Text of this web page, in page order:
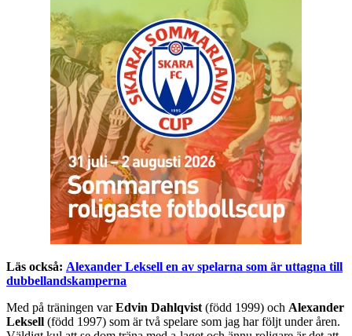
Läs också: Alexander Leksell en av spelarna som är uttagna till
dubbellandskamperna
Med på träningen varEdvin Dahlqvist(född 1999) och Alexander
Leksell (född 1997) som är två spelare som jag har följt under åren.